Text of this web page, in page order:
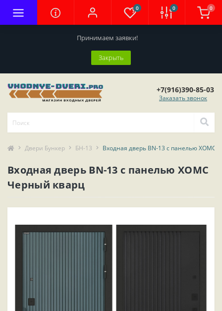
Принимаем заявки!
Закрыть
0 0 0
+7(916)390-85-03
Заказать звонок
Двери Бункер БН-13 Входная дверь BN-13 с панелью ХОМС
Входная дверь BN-13 с панелью ХОМС
Черный кварц